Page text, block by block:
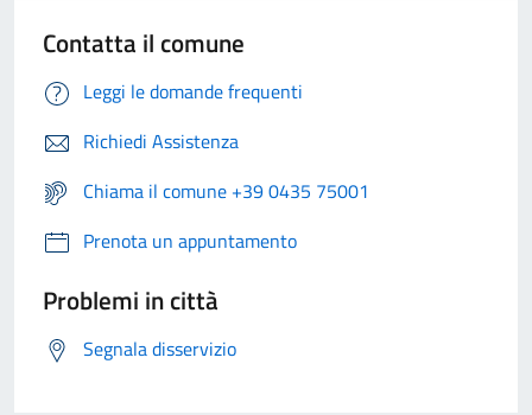
Contatta il comune
Leggi le domande frequenti
Richiedi Assistenza
Chiama il comune +39 0435 75001
Prenota un appuntamento
Problemi in città
Segnala disservizio